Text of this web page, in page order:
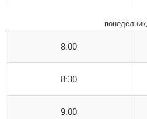
8:00
8:30
9:00